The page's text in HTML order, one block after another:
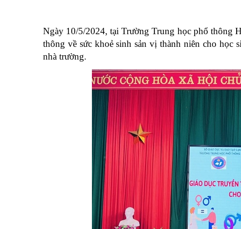
Ngày 10/5/2024, tại Trường Trung học phổ thông
thông về sức khoẻ sinh sản vị thành niên cho học
nhà trường.